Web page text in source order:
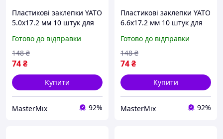
Пластикові заклепки YATO
5.0x17.2 мм 10 штук для
домашніх і професійних
проєктах
Готово до відправки
74₴
148 ₴
Купити
MasterMix 92%
Пластикові заклепки YATO
6.6x17.2 мм 10 штук для
нейлону
Готово до відправки
74₴
148 ₴
Купити
MasterMix 92%